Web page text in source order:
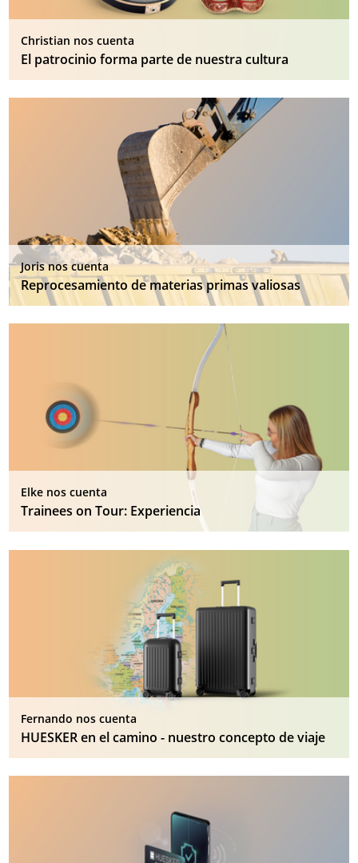
Christian nos cuenta
El patrocinio forma parte de nuestra cultura
Joris nos cuenta
Reprocesamiento de materias primas valiosas
Elke nos cuenta
Trainees on Tour: Experiencia
Fernando nos cuenta
HUESKER en el camino - nuestro concepto de viaje